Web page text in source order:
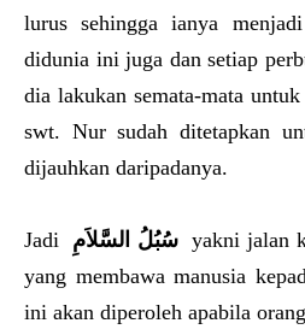
lurus sehingga ianya
didunia ini juga dan setiap
dia lakukan semata-mata
swt. Nur sudah ditetapkan
dijauhkan daripadanya.
Jadi سُبُلُ السَّلاَمِ yakni jalan
yang membawa manusia
ini akan diperoleh apabila